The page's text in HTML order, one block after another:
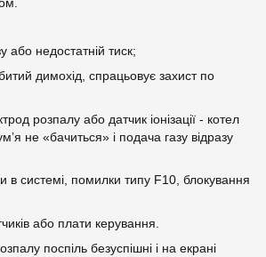
або недостатній тиск;
димохід, спрацьовує захист по
розпалу або датчик іонізації - котел
не «бачиться» і подача газу відразу
в системі, помилки типу F10, блокування
або плати керування.
поспіль безуспішні і на екрані